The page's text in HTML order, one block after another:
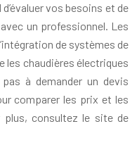
vos besoins et de
un professionnel. Les
de systèmes de
les chaudières électriques
à demander un devis
comparer les prix et les
plus, consultez le site de